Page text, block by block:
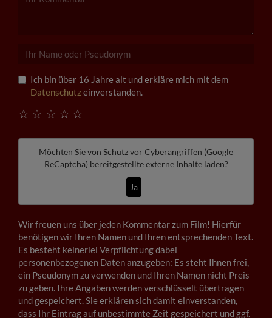
Ich bin über 16 Jahre alt und erkläre mich mit dem
Datenschutzeinverstanden.
☆
☆
☆
☆
☆
Möchten Sie von Schutz vor Cyberangriffen (Google
ReCaptcha) bereitgestellte externe Inhalte laden?
Ja
Wir freuen uns über jeden Kommentar zum Film! Hierfür
benötigen wir Ihren Namen und Ihren entsprechenden Text.
Es besteht keinerlei Verpflichtung dabei
personenbezogenen Daten anzugeben: Es steht Ihnen frei,
ein Pseudonym zu verwenden und Ihren Namen nicht Preis
zu geben. Ihre Angaben werden verschlüsselt übertragen
und gespeichert. Sie erklären sich damit einverstanden,
dass Ihr Eintrag auf unbestimmte Zeit gespeichert und ggf.